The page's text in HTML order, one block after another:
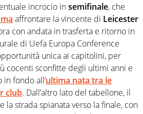
incrocio insemifinale, che
affrontare la vincente di Leicester
con andata in trasferta e ritorno in
di Uefa Europa Conference
unica ai capitolini, per
cocenti sconfitte degli ultimi anni e
fondo all’ultima nata tra le
club. Dall’altro lato del tabellone, il
la strada spianata verso la finale, con